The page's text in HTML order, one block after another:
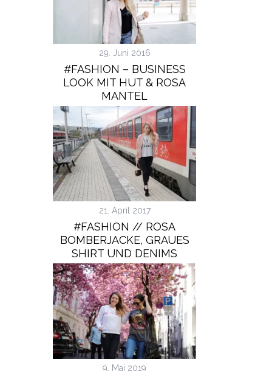
29. Juni 2016
#FASHION – BUSINESS
LOOK MIT HUT & ROSA
MANTEL
21. April 2017
#FASHION // ROSA
BOMBERJACKE, GRAUES
SHIRT UND DENIMS
9. Mai 2019